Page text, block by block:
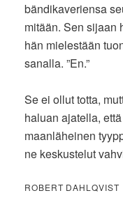
bändikaveriensa
mitään. Sen sijaan
hän mielestään
sanalla. ”En.”
Se ei ollut totta,
haluan ajatella,
maanläheinen
ne keskustelut
ROBERT DAHLQVIST